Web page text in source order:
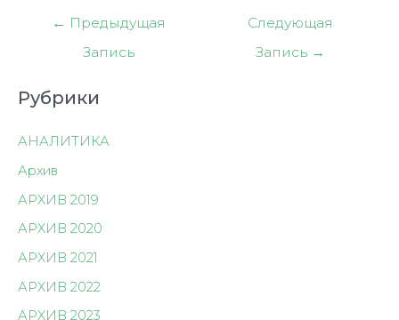
Навигация
← Предыдущая
Запись
Следующая
Запись →
Рубрики
АНАЛИТИКА
Архив
АРХИВ 2019
АРХИВ 2020
АРХИВ 2021
АРХИВ 2022
АРХИВ 2023